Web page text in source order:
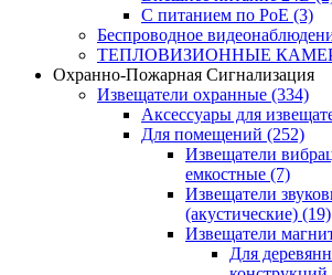
С питанием по PoE (3)
Беспроводное
ТЕПЛОВИЗИОННЫЕ
Охранно-Пожарная Сигнализация
Извещатели охранные (334)
Аксессуары для
Для помещений (252)
Извещатели
емкостные (7)
Извещатели
(акустические) (19)
Извещатели
Для